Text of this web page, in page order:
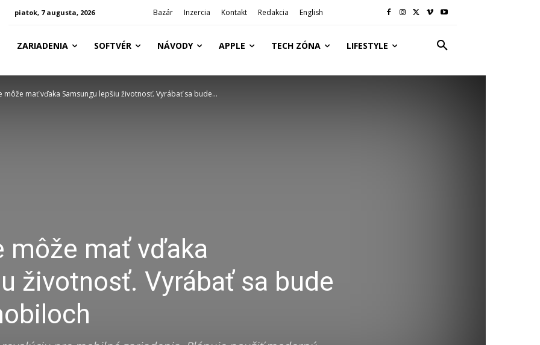
piatok, 7 augusta, 2026 Bazár Inzercia Kontakt Redakcia English
ZARIADENIA SOFTVÉR NÁVODY APPLE TECH ZÓNA LIFESTYLE
môže mať vďaka Samsungu lepšiu životnosť. Vyrábať sa bude...
môže mať vďaka
životnosť. Vyrábať sa bude